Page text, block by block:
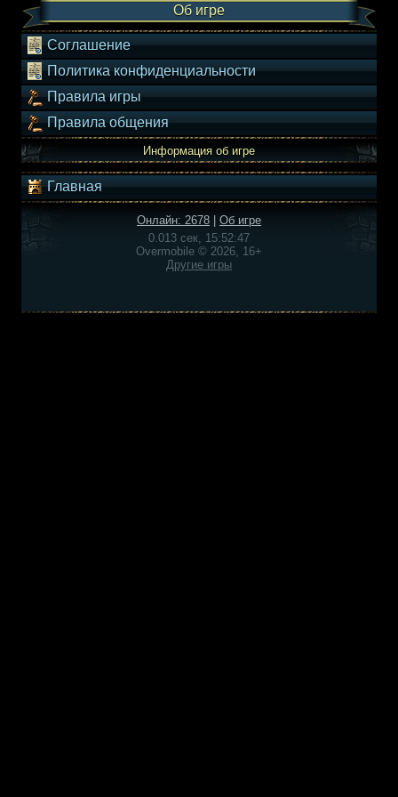
Об игре
Соглашение
Политика конфиденциальности
Правила игры
Правила общения
Информация об игре
Главная
Онлайн: 2678
Об игре
0.013 сек, 15:52:47
Overmobile © 2026, 16+
Другие игры